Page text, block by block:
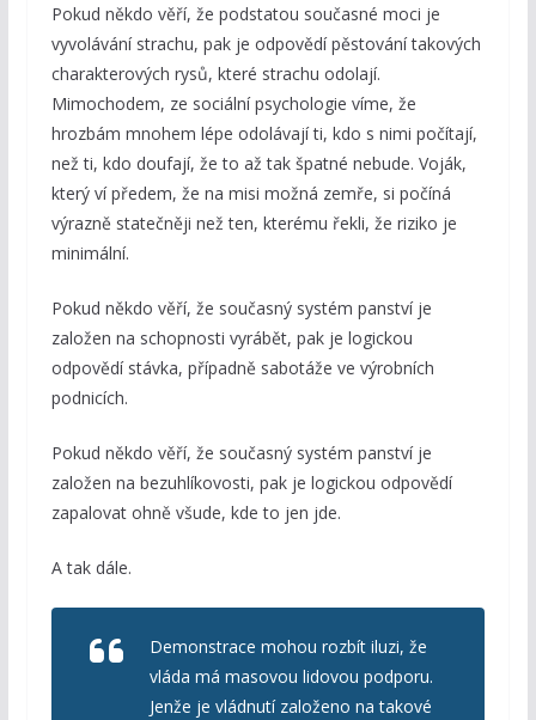
Pokud někdo věří, že podstatou současné moci je
vyvolávání strachu, pak je odpovědí pěstování takových
charakterových rysů, které strachu odolají.
Mimochodem, ze sociální psychologie víme, že
hrozbám mnohem lépe odolávají ti, kdo s nimi počítají,
než ti, kdo doufají, že to až tak špatné nebude. Voják,
který ví předem, že na misi možná zemře, si počíná
výrazně statečněji než ten, kterému řekli, že riziko je
minimální.
Pokud někdo věří, že současný systém panství je
založen na schopnosti vyrábět, pak je logickou
odpovědí stávka, případně sabotáže ve výrobních
podnicích.
Pokud někdo věří, že současný systém panství je
založen na bezuhlíkovosti, pak je logickou odpovědí
zapalovat ohně všude, kde to jen jde.
A tak dále.
Demonstrace mohou rozbít iluzi, že
vláda má masovou lidovou podporu.
Jenže je vládnutí založeno na takové